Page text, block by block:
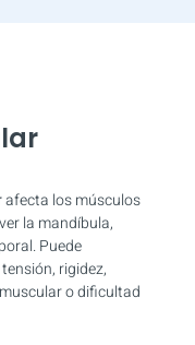
afecta los músculos
la mandíbula,
Puede
rigidez,
o dificultad